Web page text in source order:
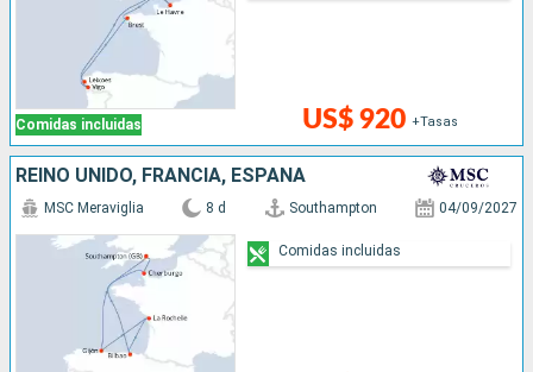
Comidas incluidas US$ 920 +Tasas
REINO UNIDO, FRANCIA, ESPAÑA
MSC Meraviglia 8 d Southampton 04/09/2027
Comidas incluidas